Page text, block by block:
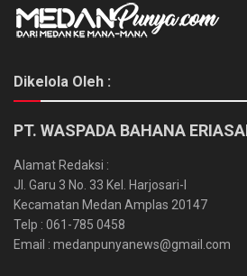
Dikelola Oleh :
PT. WASPADA BAHANA
Alamat Redaksi :
Jl. Garu 3 No. 33 Kel. Harjosari-I
Kecamatan Medan Amplas 20147
Telp : 061-785 0458
Email : medanpunyanews@gmail.com